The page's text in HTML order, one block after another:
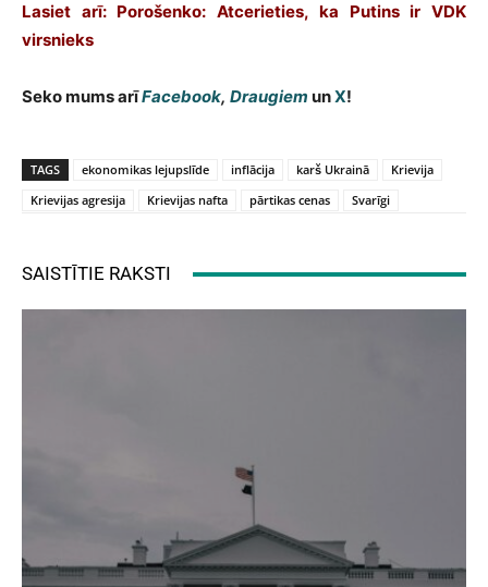
Lasiet arī: Porošenko: Atcerieties, ka Putins ir VDK
virsnieks
Seko mums arīFacebook, Draugiem unX!
TAGS ekonomikas lejupslīde inflācija karš Ukrainā
Krievija
Krievijas agresija
Krievijas nafta pārtikas cenas Svarīgi
SAISTĪTIE RAKSTI